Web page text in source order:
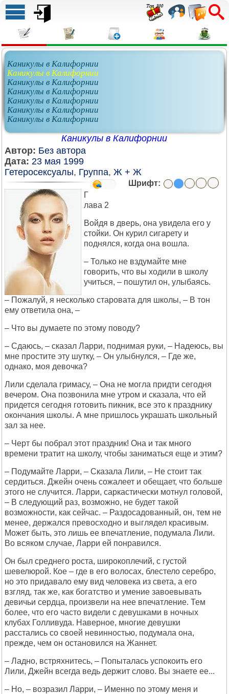
Каникулы в Калифорнии
Каникулы в Калифорнии
Каникулы в Калифорнии
Каникулы в Калифорнии
Каникулы в Калифорнии
Каникулы в Калифорнии
Каникулы в Калифорнии
Каникулы в Калифорнии
Автор: Без автора
Дата: 23 мая 1999
Гетеросексуалы, Группа, Ж + Ж
Шрифт:
Г
лава 2
Войдя в дверь, она увидела его у
стойки. Он курил сигарету и
поднялся, когда она вошла.
– Только не вздумайте мне
говорить, что вы ходили в школу
учиться, – пошутил он, улыбаясь.
– Пожалуй, я несколько старовата для школы, – В тон
ему ответила она, –
– Что вы думаете по этому поводу?
– Сдаюсь, – сказал Ларри, поднимая руки, – Надеюсь, вы
мне простите эту шутку, – Он улыбнулся, – Где же,
однако, моя девочка?
Лили сделала гримасу, – Она не могла придти сегодня
вечером. Она позвонила мне утром и сказала, что ей
придется сегодня готовить пикник, все это к празднику
окончания школы. А мне пришлось украшать школьный
зал за нее.
– Черт бы побрал этот праздник! Она и так много
времени тратит на школу, чтобы заниматься еще и этим?
– Подумайте Ларри, – Сказала Лили, – Не стоит так
сердиться. Джейн очень сожалеет и обещает, что больше
этого не случится. Ларри, саркастически мотнул головой,
– В следующий раз, возможно, не будет такой
возможности, как сейчас. – Раздосадованный, он, тем не
менее, держался превосходно и выглядел красивым.
Может быть, это лишь ее впечатление, подумала Лили.
Во всяком случае, Ларри ей понравился.
Он был среднего роста, широкоплечий, с густой
шевелюрой. Кое – где в его волосах, блестело серебро,
но это придавало ему вид человека из света, а его
взгляд, так же, как богатство и умение завоевывать
девичьи сердца, произвели на нее впечатление. Тем
более, что его часто видели с девушками в ночных
клубах Голливуда. Наверное, многие девушки
расстались со своей невинностью, подумала она,
прежде, чем он остановился на Жаннет.
– Ладно, встряхнитесь, – Попыталась успокоить его
Лили, Джейн всегда ведь держит слово. Вы знаете ее...
– Но, – возразил Ларри, – Именно по этому меня и